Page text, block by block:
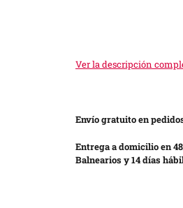
Ver la descripción
Envío gratuito en
Entrega a domicilio en
Balnearios y 14 días